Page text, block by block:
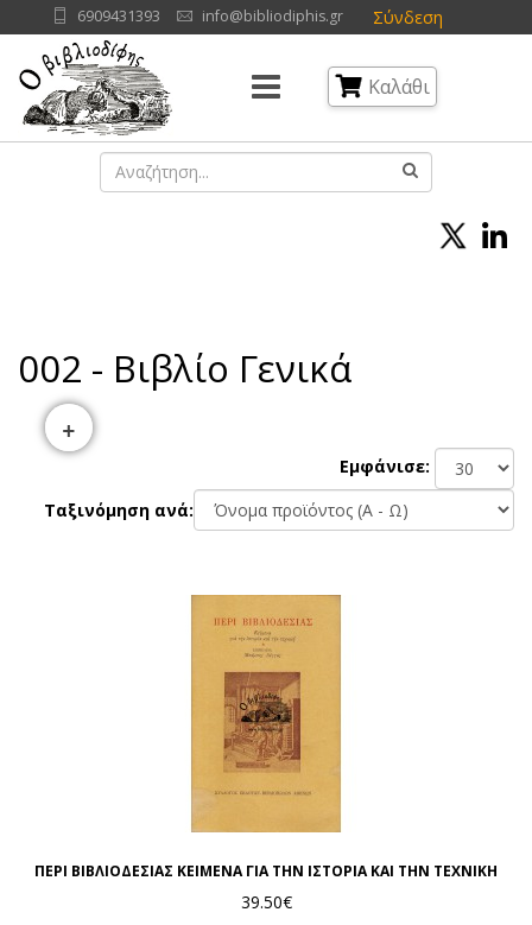
Σύνδεση
6909431393 info@bibliodiphis.gr
Καλάθι
002 - Βιβλίο Γενικά
Εμφάνισε:
Ταξινόμηση ανά:
ΠΕΡΙ ΒΙΒΛΙΟΔΕΣΙΑΣ ΚΕΙΜΕΝΑ ΓΙΑ ΤΗΝ ΙΣΤΟΡΙΑ ΚΑΙ ΤΗΝ ΤΕΧΝΙΚΗ
39.50€
+